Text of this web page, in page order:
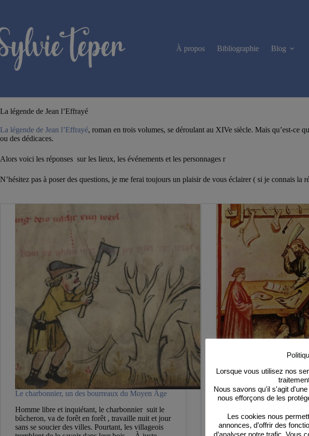
À propos Bibliographie Blog
La légende de Jean l’Effrayé
La légende de Jean l’Effrayé, roman en trois volumes, se déroulant au XIVe siècle. Mais qu’est-ce
ou des dédicaces.
Alors voici les réponses sur les lieux, les événements et les personnages r
N’hésitez pas à poser des questions, je me ferai toujours un plaisir de vous éclairer ( si je connais la
Le charbonnier, un des bourreaux du Moyen Âge
Homme libre et inquiétant, le charbonnier suit le
bûcheron, va de forêt en forêt , travaille nuit et jour
sans se soucier des villes. Pourtant, les villageois
Les bouchers médiévaux,
Après la peste, des paysans
céréalière pour l’élevage.
viande, sa consommation
Lorsque vous utilisez nos
Nous savons qu'il s'agit
nous efforçons de les
Les cookies nous
annonces, d’offrir des
d’analyser notre trafic. Vous